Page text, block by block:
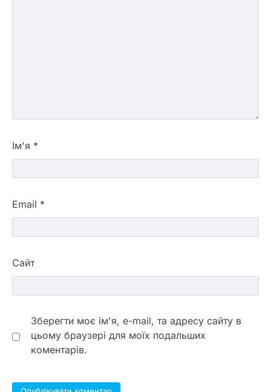
Ім'я *
Email *
Сайт
Зберегти моє ім'я, e-mail, та адресу сайту в
цьому браузері для моїх подальших
коментарів.